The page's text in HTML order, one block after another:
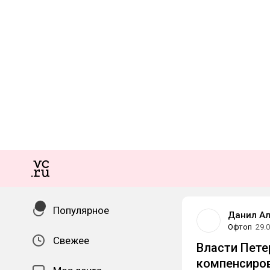
Популярное
Свежее
Данил
Офтоп
Власти